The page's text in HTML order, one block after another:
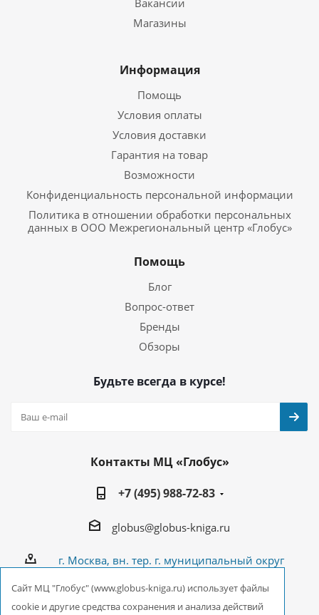
Вакансии
Магазины
Информация
Помощь
Условия оплаты
Условия доставки
Гарантия на товар
Возможности
Конфиденциальность персональной информации
Политика в отношении обработки персональных
данных в ООО Межрегиональный центр «Глобус»
Помощь
Блог
Вопрос-ответ
Бренды
Обзоры
Будьте всегда в курсе!
Контакты МЦ «Глобус»
+7 (495) 988-72-83
globus@globus-kniga.ru
г. Москва, вн. тер. г. муниципальный округ
Cайт МЦ "Глобус" (www.globus-kniga.ru) использует файлы
cookie и другие средства сохранения и анализа действий